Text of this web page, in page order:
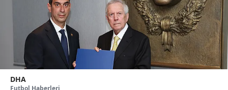
DHA
Futbol Haberleri